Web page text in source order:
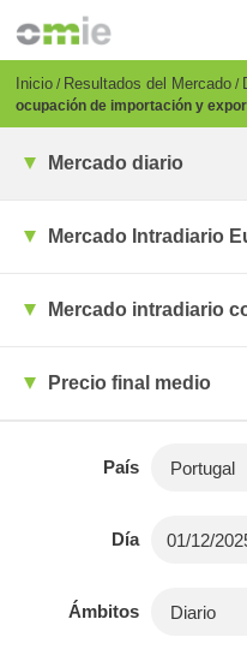
principal
Breadcrumb
Inicio Resultados del Mercado
ocupación de importación y
Mercado diario
Mercado Intradiario
Mercado intradiario
Precio final medio
País
Día
Ámbitos